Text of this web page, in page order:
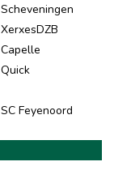
Scheveningen
XerxesDZB
Capelle
Quick
SC Feyenoord